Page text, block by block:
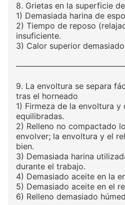
8. Grietas en la superficie
1) Demasiada harina de
2) Tiempo de reposo
insuficiente.
3) Calor superior
9. La envoltura se separa
tras el horneado
1) Firmeza de la envoltura y
equilibradas.
2) Relleno no compactado
envolver; la envoltura y el
bien.
3) Demasiada harina
durante el trabajo.
4) Demasiado aceite en la
5) Demasiado aceite en el
6) Relleno demasiado